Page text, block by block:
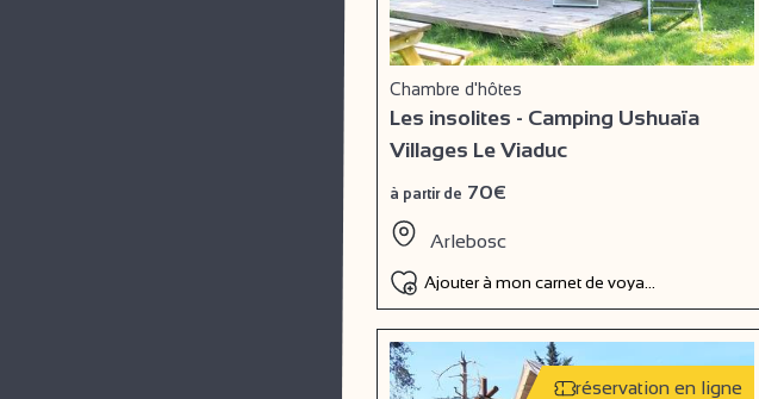
Chambre d'hôtes
Les insolites - Camping Ushuaïa
Villages Le Viaduc
à partir de 70€
Arlebosc
Ajouter à mon carnet de voyage
réservation en ligne